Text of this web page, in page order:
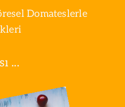
Domateslerle
...